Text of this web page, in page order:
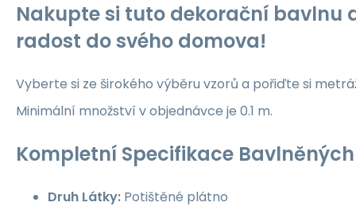
Nakupte si tuto dekorační bavlnu
radost do svého domova!
Vyberte si ze širokého výběru vzorů a pořiďte si
Minimální množství v objednávce je 0.1 m.
Kompletní Specifikace
Druh Látky: Potištěné plátno